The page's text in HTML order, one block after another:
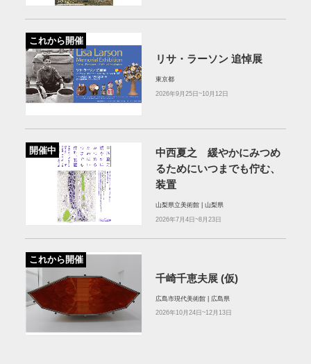
これから開催
リサ・ラーソン 追悼展
東京都
2026年9月25日~10月12日
開催中
中西夏之 緩やかにみつめ
るためにいつまでも佇む、
装置
山梨県立美術館 | 山梨県
2026年7月4日~8月23日
これから開催
千崎千恵夫展 (仮)
広島市現代美術館 | 広島県
2026年10月24日~12月13日